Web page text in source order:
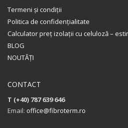
Termeni și condiții
Politica de confidențialitate
Calculator preț izolații cu celuloză –
BLOG
NOUTĂȚI
CONTACT
T (+40) 787 639 646
Email: office@fibroterm.ro